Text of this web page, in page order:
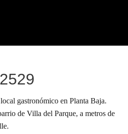
gastronómico en Planta Baja.
de Villa del Parque, a metros de